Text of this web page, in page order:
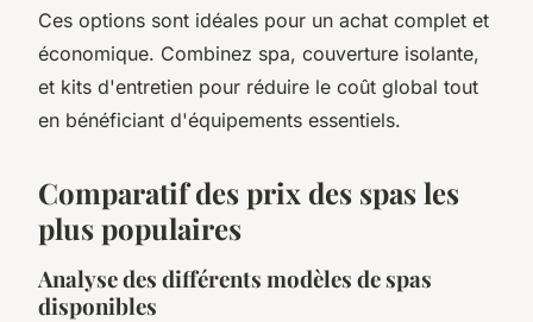
Ces options sont idéales pour un achat complet et
économique. Combinez spa, couverture isolante,
et kits d'entretien pour réduire le coût global tout
en bénéficiant d'équipements essentiels.
Comparatif des prix des spas les
plus populaires
Analyse des différents modèles de spas
disponibles